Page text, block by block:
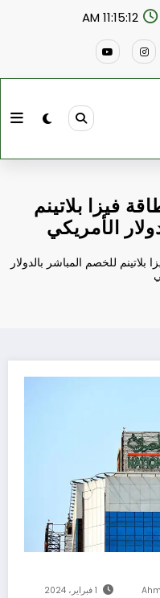
11:15:12 AM
فيزا بلاتينم
الأمريكي
بلاتينم للخصم المباشر بالدولار
1 فبراير، 2024